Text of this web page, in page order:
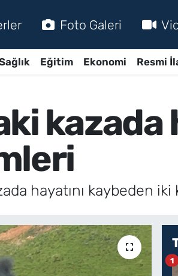
Foto Galeri
Eğitim Ekonomi Resmi
kazada
hayatını kaybeden
1